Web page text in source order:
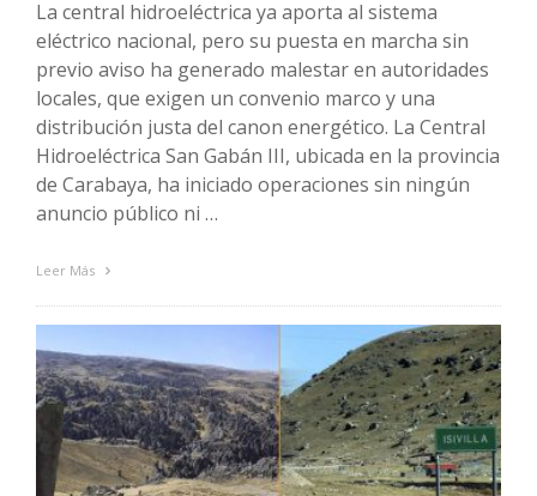
La central hidroeléctrica ya aporta al sistema
eléctrico nacional, pero su puesta en marcha sin
previo aviso ha generado malestar en autoridades
locales, que exigen un convenio marco y una
distribución justa del canon energético. La Central
Hidroeléctrica San Gabán III, ubicada en la provincia
de Carabaya, ha iniciado operaciones sin ningún
anuncio público ni …
Leer Más